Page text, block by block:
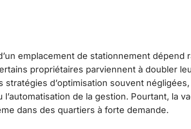
emplacement de stationnement dépend
propriétaires parviennent à doubler
stratégies d’optimisation souvent
l’automatisation de la gestion. Pourtant, la
dans des quartiers à forte demande.